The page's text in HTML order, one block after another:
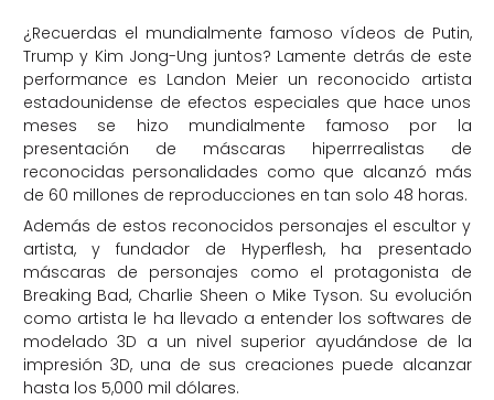
¿Recuerdas el mundialmente famoso vídeos de Putin,
Trump y Kim Jong-Ung juntos? Lamente detrás de este
performance es Landon Meier un reconocido artista
estadounidense de efectos especiales que hace unos
meses se hizo mundialmente famoso por la
presentación de máscaras hiperrrealistas de
reconocidas personalidades como que alcanzó más
de 60 millones de reproducciones en tan solo 48 horas.
Además de estos reconocidos personajes el escultor y
artista, y fundador de Hyperflesh, ha presentado
máscaras de personajes como el protagonista de
Breaking Bad, Charlie Sheen o Mike Tyson. Su evolución
como artista le ha llevado a entender los softwares de
modelado 3D a un nivel superior ayudándose de la
impresión 3D, una de sus creaciones puede alcanzar
hasta los 5,000 mil dólares.